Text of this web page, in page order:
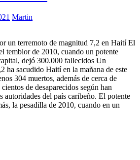
Martin
un terremoto de magnitud 7,2 en Haití El
temblor de 2010, cuando un potente
dejó 300.000 fallecidos Un
ha sacudido Haití en la mañana de este
304 muertos, además de cerca de
de desaparecidos según han
autoridades del país caribeño. El potente
la pesadilla de 2010, cuando en un